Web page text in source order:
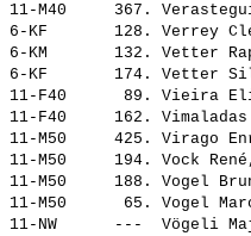
11-M40     367.
6-KF       128.
6-KM       132. Vetter
6-KF       174. Vetter
11-F40      89.
11-F40     162.
11-M50     425.
11-M50     194. Vock
11-M50     188. Vogel
11-M50      65.
11-NW      ---